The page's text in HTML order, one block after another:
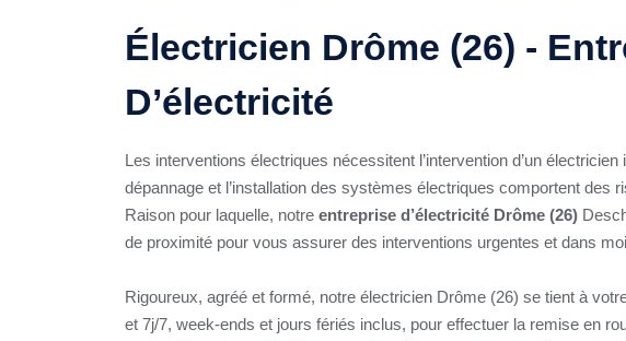
Électricien Drôme (26) -
D’électricité
Les interventions électriques nécessitent l’intervention d’un
dépannage et l’installation des systèmes électriques comportent des
Raison pour laquelle, notre entreprise d’électricité Drôme (26)
de proximité pour vous assurer des interventions urgentes et dans
Rigoureux, agréé et formé, notre électricien Drôme (26) se tient à
et 7j/7, week-ends et jours fériés inclus, pour effectuer la remise en